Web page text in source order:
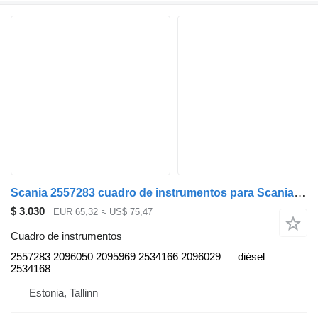
Scania 2557283 cuadro de instrumentos para Scania L,P,G,R,S-series (2016-) cabeza tractora
$ 3.030 EUR 65,32 ≈ US$ 75,47
Cuadro de instrumentos
2557283 2096050 2095969 2534166 2096029
2534168
diésel
Estonia, Tallinn